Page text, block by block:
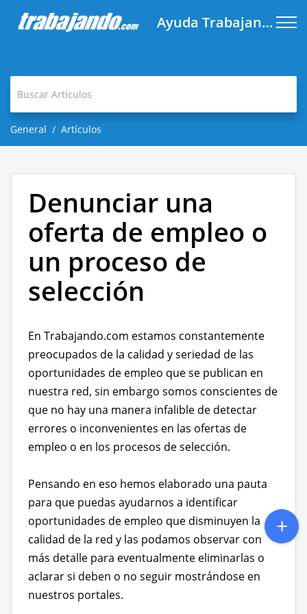
Ayuda Trabajando.com
General Artículos
Denunciar una
oferta de empleo o
un proceso de
selección
En Trabajando.com estamos constantemente
preocupados de la calidad y seriedad de las
oportunidades de empleo que se publican en
nuestra red, sin embargo somos conscientes de
que no hay una manera infalible de detectar
errores o inconvenientes en las ofertas de
empleo o en los procesos de selección.
Pensando en eso hemos elaborado una pauta
para que puedas ayudarnos a identificar
oportunidades de empleo que disminuyen la
calidad de la red y las podamos observar con
más detalle para eventualmente eliminarlas o
aclarar si deben o no seguir mostrándose en
nuestros portales.